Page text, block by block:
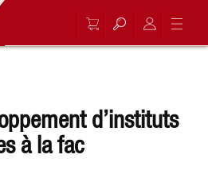
d’instituts
à la fac